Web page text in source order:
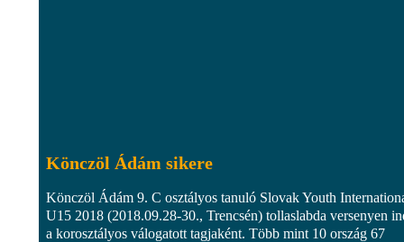
Könczöl Ádám sikere
Könczöl Ádám 9. C osztályos tanuló Slovak Youth
U15 2018 (2018.09.28-30., Trencsén) tollaslabda versenyen
a korosztályos válogatott tagjaként. Több mint 10 ország 67